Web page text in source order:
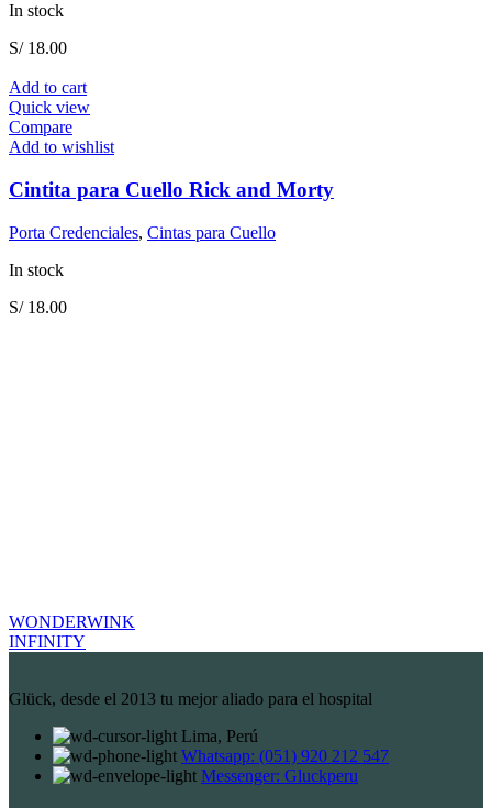
In stock
S/18.00
Add to cart
Quick view
Compare
Add to wishlist
Cintita para Cuello Rick and Morty
Porta Credenciales, Cintas para Cuello
In stock
S/18.00
WONDERWINK
INFINITY
Glück, desde el 2013 tu mejor aliado para el hospital
Lima, Perú
Whatsapp: (051) 920 212 547
Messenger: Gluckperu